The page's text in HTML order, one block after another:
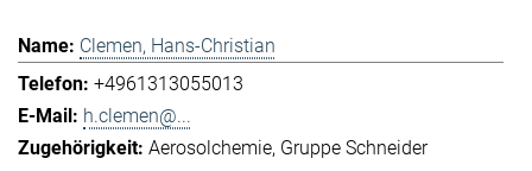
Clemen, Hans-Christian
+4961313055013
h.clemen@...
Aerosolchemie Gruppe Schneider